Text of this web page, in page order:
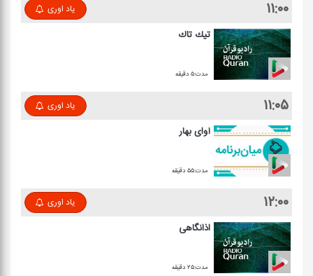
۱۱:۰۰ یاد اوری
تیك تاك
مدت:۵ دقیقه
۱۱:۰۵ یاد اوری
آوای بهار
مدت:۵۵ دقیقه
۱۲:۰۰ یاد اوری
اذانگاهی
مدت:۲۵ دقیقه